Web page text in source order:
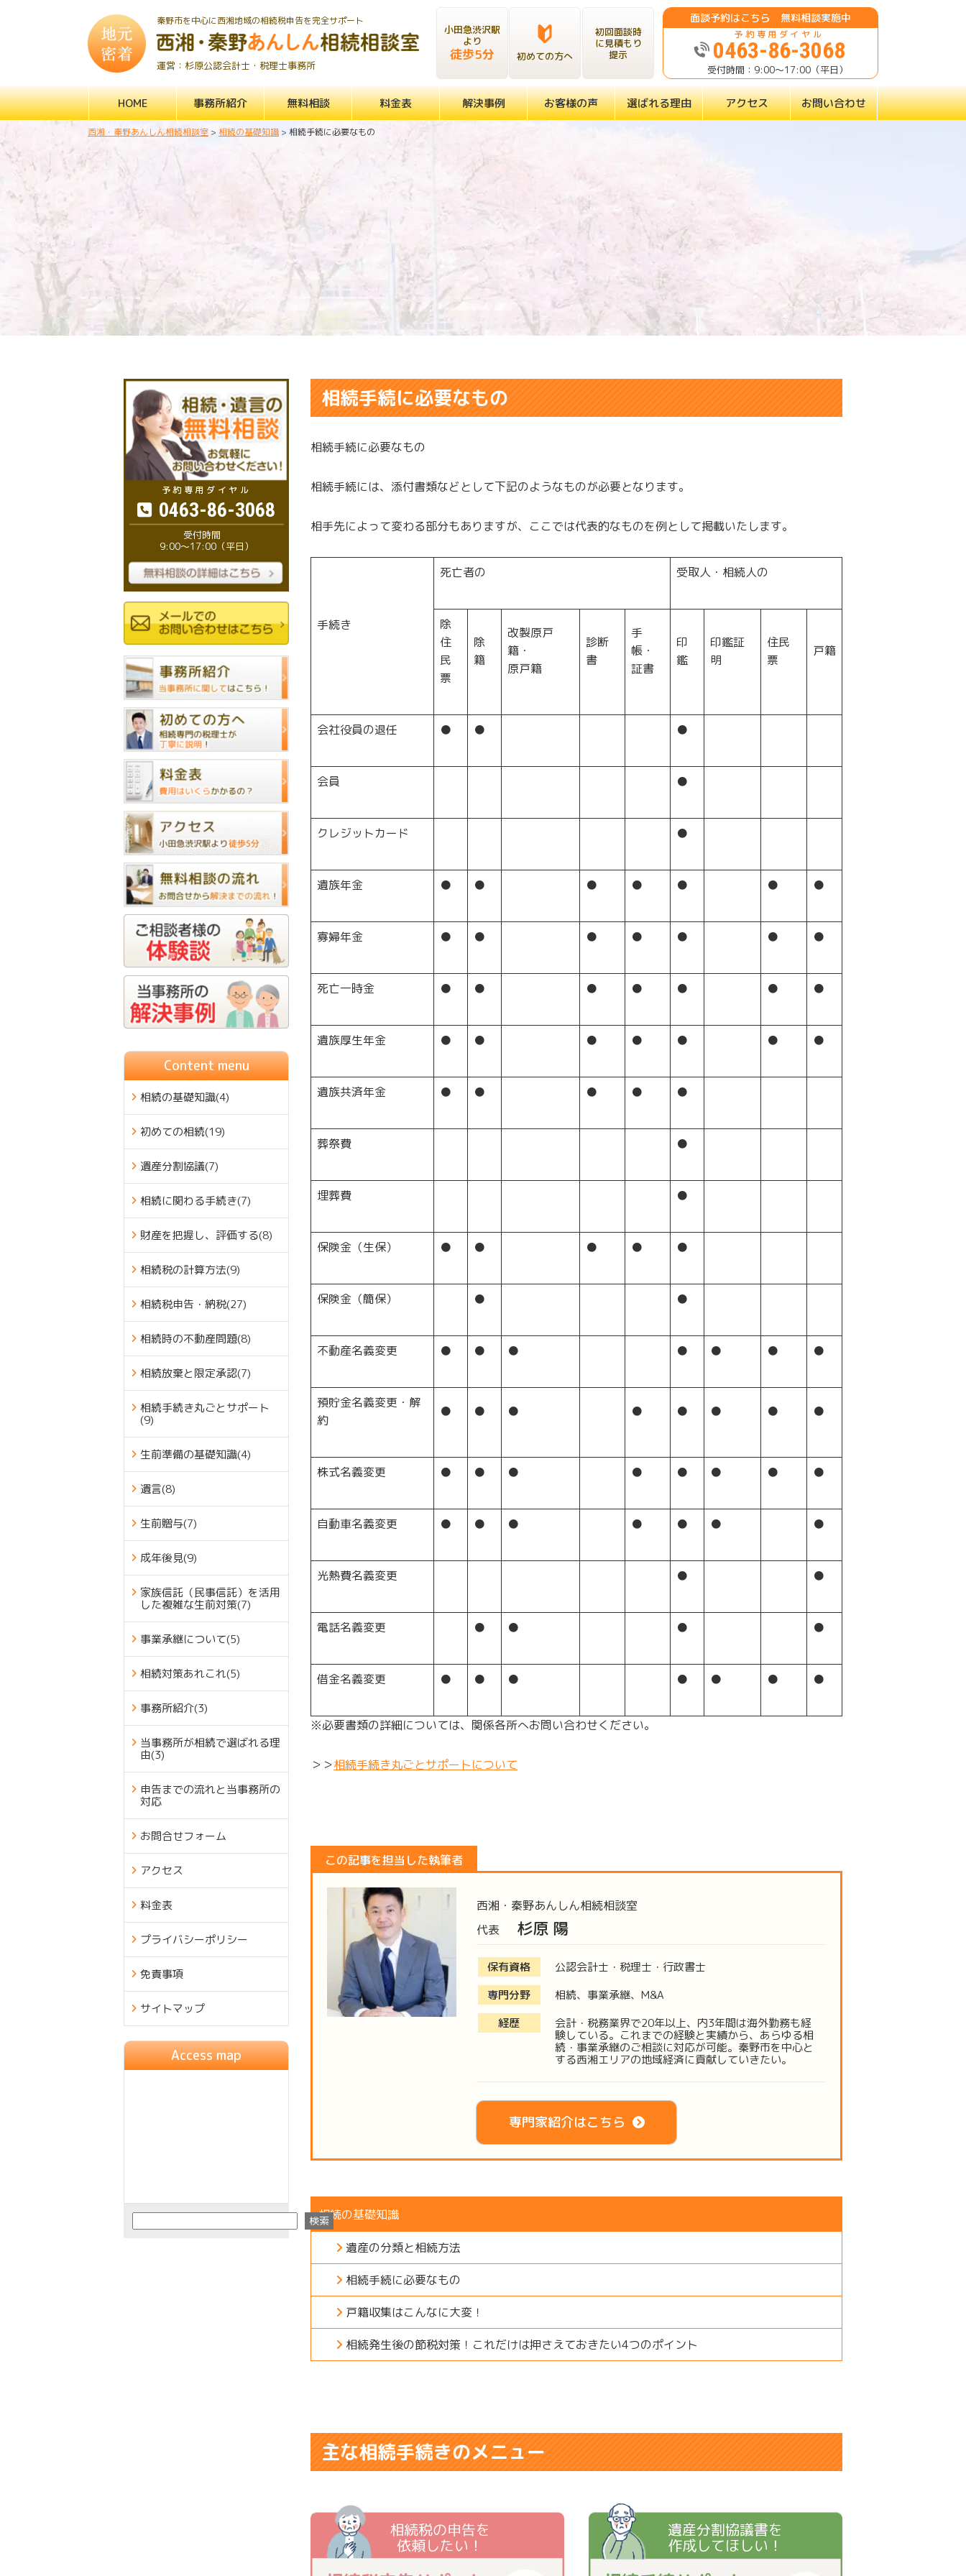
秦野市を中心に西湘地域の相続税申告を完全サポート
運営：杉原公認会計士・税理士事務所
小田急渋沢駅
より
徒歩5分 初めての方へ
初回面談時
に見積もり
提示
面談予約はこちら 無料相談実施中
0463-86-3068
9:00～17:00（平日）
HOME 事務所紹介 無料相談 料金表 解決事例 お客様の声 選ばれる理由 アクセス お問い合わせ
西湘・秦野あんしん相続相談室 > 相続の基礎知識 > 相続手続に必要なもの
相続手続に必要なもの
相続手続に必要なもの
相続手続に必要なもの
相続手続には、添付書類などとして下記のようなものが必要となります。
相手先によって変わる部分もありますが、ここでは代表的なものを例として掲載いたします。
手続き
死亡者の 受取人・相続人の
除
住
民
票
除
籍
改製原戸
籍・
原戸籍
診断
書
手
帳・
証書
印
鑑
印鑑証
明
住民
票
戸籍
会社役員の退任 ● ● ●
会員 ●
クレジットカード ●
遺族年金 ● ● ● ● ● ● ●
寡婦年金 ● ● ● ● ● ● ●
死亡一時金 ● ● ● ● ● ● ●
遺族厚生年金 ● ● ● ● ● ● ●
遺族共済年金 ● ● ● ● ●
葬祭費 ●
埋葬費 ●
保険金（生保） ● ● ● ● ●
保険金（簡保） ● ●
不動産名義変更 ● ● ● ● ● ● ●
預貯金名義変更・解
約
● ● ● ● ● ● ● ●
株式名義変更 ● ● ● ● ● ● ● ●
自動車名義変更 ● ● ● ● ● ● ●
光熱費名義変更 ● ●
電話名義変更 ● ● ● ●
借金名義変更 ● ● ● ● ● ● ●
※必要書類の詳細については、関係各所へお問い合わせください。
＞＞相続手続き丸ごとサポートについて
この記事を担当した執筆者
西湘・秦野あんしん相続相談室
代表
杉原 陽
保有資格
公認会計士・税理士・行政書士
専門分野
相続、事業承継、M&A
経歴
会計・税務業界で20年以上、内3年間は海外勤務も経
験している。これまでの経験と実績から、あらゆる相
続・事業承継のご相談に対応が可能。秦野市を中心と
する西湘エリアの地域経済に貢献していきたい。
専門家紹介はこちら
相続の基礎知識
遺産の分類と相続方法
相続手続に必要なもの
戸籍収集はこんなに大変！
相続発生後の節税対策！これだけは押さえておきたい4つのポイント
主な相続手続きのメニュー
相続税の申告を
依頼したい！
遺産分割協議書を
作成してほしい！
0463-86-3068
9:00～17:00（平日）
Content menu
相続の基礎知識(4)
初めての相続(19)
遺産分割協議(7)
相続に関わる手続き(7)
財産を把握し、評価する(8)
相続税の計算方法(9)
相続税申告・納税(27)
相続時の不動産問題(8)
相続放棄と限定承認(7)
相続手続き丸ごとサポート
(9)
生前準備の基礎知識(4)
遺言(8)
生前贈与(7)
成年後見(9)
家族信託（民事信託）を活用
した複雑な生前対策(7)
事業承継について(5)
相続対策あれこれ(5)
事務所紹介(3)
当事務所が相続で選ばれる理
由(3)
申告までの流れと当事務所の
対応
お問合せフォーム
アクセス
料金表
プライバシーポリシー
免責事項
サイトマップ
Access map
検索